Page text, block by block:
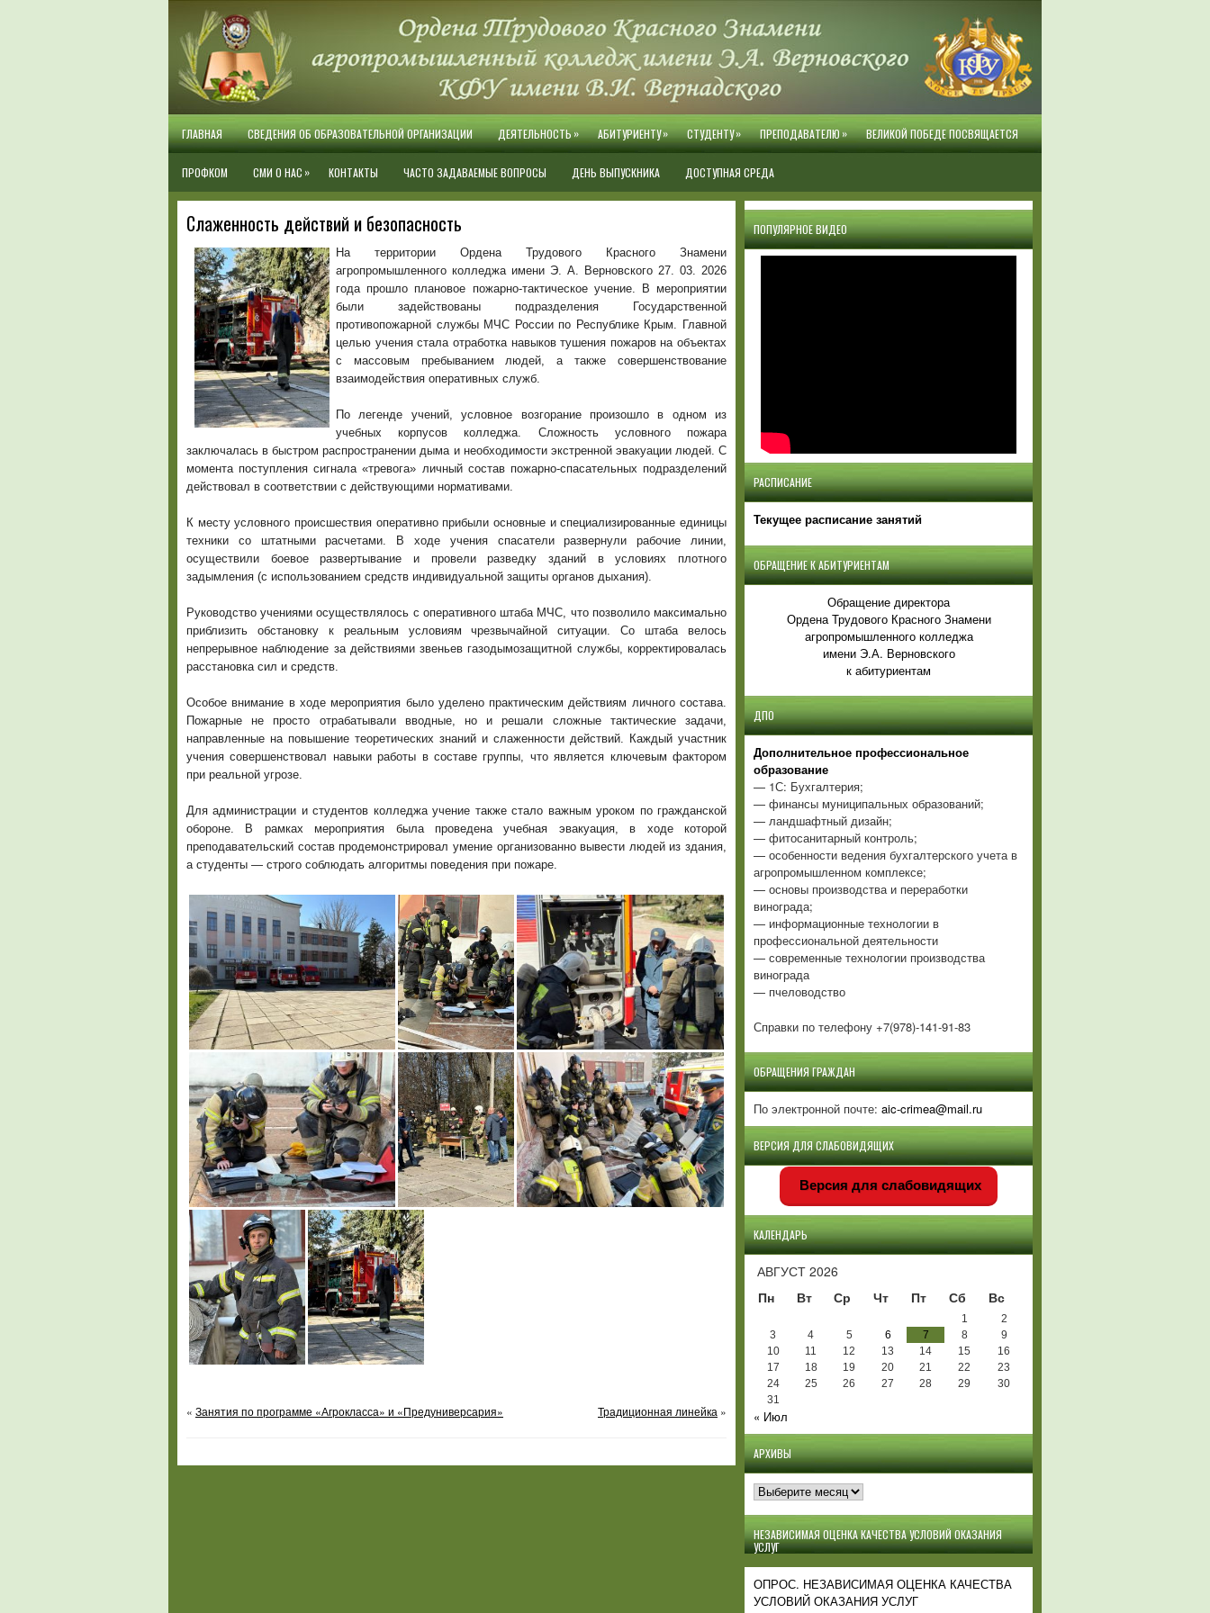
ГЛАВНАЯ СВЕДЕНИЯ ОБ ОБРАЗОВАТЕЛЬНОЙ ОРГАНИЗАЦИИ ДЕЯТЕЛЬНОСТЬ» АБИТУРИЕНТУ» СТУДЕНТУ» ПРЕПОДАВАТЕЛЮ» ВЕЛИКОЙ ПОБЕДЕ ПОСВЯЩАЕТСЯ
ПРОФКОМ СМИ О НАС » КОНТАКТЫ ЧАСТО ЗАДАВАЕМЫЕ ВОПРОСЫ ДЕНЬ ВЫПУСКНИКА ДОСТУПНАЯ СРЕДА
Слаженность действий и безопасность
На территории Ордена Трудового Красного Знамени
агропромышленного колледжа имени Э. А. Верновского 27. 03. 2026
года прошло плановое пожарно-тактическое учение. В мероприятии
были задействованы подразделения Государственной
противопожарной службы МЧС России по Республике Крым. Главной
целью учения стала отработка навыков тушения пожаров на объектах
с массовым пребыванием людей, а также совершенствование
взаимодействия оперативных служб.
По легенде учений, условное возгорание произошло в одном из
учебных корпусов колледжа. Сложность условного пожара
заключалась в быстром распространении дыма и необходимости экстренной эвакуации людей. С
момента поступления сигнала «тревога» личный состав пожарно-спасательных подразделений
действовал в соответствии с действующими нормативами.
К месту условного происшествия оперативно прибыли основные и специализированные единицы
техники со штатными расчетами. В ходе учения спасатели развернули рабочие линии,
осуществили боевое развертывание и провели разведку зданий в условиях плотного
задымления (с использованием средств индивидуальной защиты органов дыхания).
Руководство учениями осуществлялось с оперативного штаба МЧС, что позволило максимально
приблизить обстановку к реальным условиям чрезвычайной ситуации. Со штаба велось
непрерывное наблюдение за действиями звеньев газодымозащитной службы, корректировалась
расстановка сил и средств.
Особое внимание в ходе мероприятия было уделено практическим действиям личного состава.
Пожарные не просто отрабатывали вводные, но и решали сложные тактические задачи,
направленные на повышение теоретических знаний и слаженности действий. Каждый участник
учения совершенствовал навыки работы в составе группы, что является ключевым фактором
при реальной угрозе.
Для администрации и студентов колледжа учение также стало важным уроком по гражданской
обороне. В рамках мероприятия была проведена учебная эвакуация, в ходе которой
преподавательский состав продемонстрировал умение организованно вывести людей из здания,
а студенты — строго соблюдать алгоритмы поведения при пожаре.
« Занятия по программе «Агрокласса» и «Предуниверсария» Традиционная линейка »
ПОПУЛЯРНОЕ ВИДЕО
РАСПИСАНИЕ
Текущее расписание занятий
ОБРАЩЕНИЕ К АБИТУРИЕНТАМ
Обращение директора
Ордена Трудового Красного Знамени
агропромышленного колледжа
имени Э.А. Верновского
к абитуриентам
ДПО
Дополнительное профессиональное
образование
— 1С: Бухгалтерия;
— финансы муниципальных образований;
— ландшафтный дизайн;
— фитосанитарный контроль;
— особенности ведения бухгалтерского учета в
агропромышленном комплексе;
— основы производства и переработки
винограда;
— информационные технологии в
профессиональной деятельности
— современные технологии производства
винограда
— пчеловодство
Справки по телефону +7(978)-141-91-83
ОБРАЩЕНИЯ ГРАЖДАН
По электронной почте: aic-crimea@mail.ru
ВЕРСИЯ ДЛЯ СЛАБОВИДЯЩИХ
Версия для слабовидящих
КАЛЕНДАРЬ
АВГУСТ 2026
Пн
Вт Ср Чт Пт Сб Вс
1
2
3
4 5 6 7 8
9
10
11 12 13 14 15
16
17
18 19 20 21 22
23
24
25 26 27 28 29
30
31
« Июл
АРХИВЫ
Архивы
НЕЗАВИСИМАЯ ОЦЕНКА КАЧЕСТВА УСЛОВИЙ ОКАЗАНИЯ
УСЛУГ
ОПРОС. НЕЗАВИСИМАЯ ОЦЕНКА КАЧЕСТВА
УСЛОВИЙ ОКАЗАНИЯ УСЛУГ